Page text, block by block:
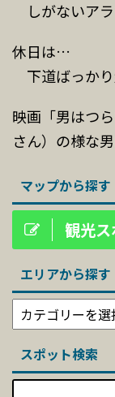
しがないア
休日は…
下道ばっか
映画「男はつ
さん）の様な
マップから探す
観光
エリアから探す
スポット検索